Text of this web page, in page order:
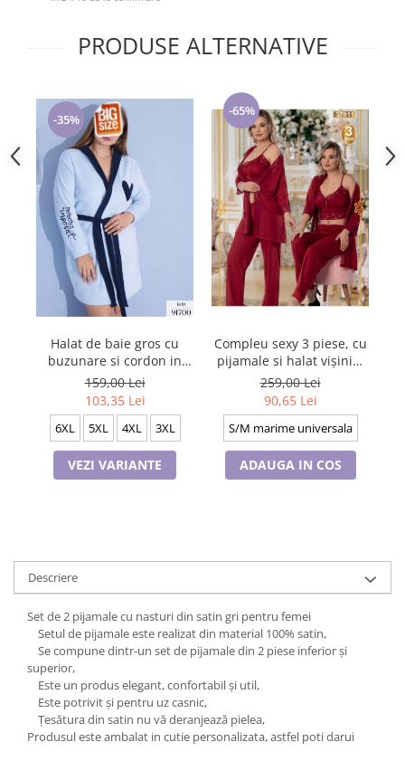
PRODUSE ALTERNATIVE
-35%
Halat de baie gros cu
buzunare si cordon in
talie, design deosebit,
PIJ91700
159,00 Lei
103,35 Lei
6XL 5XL 4XL 3XL
VEZI VARIANTE
-65%
Compleu sexy 3 piese, cu
pijamale si halat vișiniu,
P37911
259,00 Lei
90,65 Lei
S/M marime universala
ADAUGA IN COS
Descriere
Set de 2 pijamale cu nasturi din satin gri pentru femei
Setul de pijamale este realizat din material 100% satin,
Se compune dintr-un set de pijamale din 2 piese inferior și
superior,
Este un produs elegant, confortabil și util,
Este potrivit și pentru uz casnic,
Țesătura din satin nu vă deranjează pielea,
Produsul este ambalat in cutie personalizata, astfel poti darui